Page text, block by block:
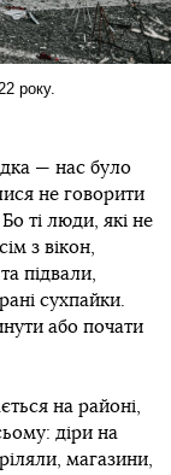
року.
— нас було
не говорити
ті люди, які не
з вікон,
підвали,
сухпайки.
або почати
на районі,
діри на
магазини,